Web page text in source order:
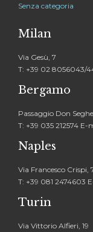
Senza categoria
Milan
Via Gesù, 7
T: +39 02 8056043/
Bergamo
Passaggio Don
T: +39 035 212574 E-
Naples
Via Francesco Crispi,
T: +39 081 2474603
Turin
Via Vittorio Alfieri, 19